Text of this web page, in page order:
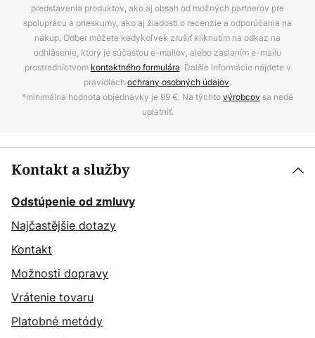
predstavenia produktov, ako aj obsah od možných partnerov pre
spoluprácu a prieskumy, ako aj žiadosti o recenzie a odporúčania na
nákup. Odber môžete kedykoľvek zrušiť kliknutím na odkaz na
odhlásenie, ktorý je súčasťou e-mailov, alebo zaslaním e-mailu
prostredníctvom kontaktného formulára. Ďalšie informácie nájdete v
pravidlách ochrany osobných údajov.
*minimálna hodnota objednávky je 99 €. Na týchtovýrobcov sa nedá
uplatniť.
Kontakt a služby
Odstúpenie od zmluvy
Najčastějšie dotazy
Kontakt
Možnosti dopravy
Vrátenie tovaru
Platobné metódy